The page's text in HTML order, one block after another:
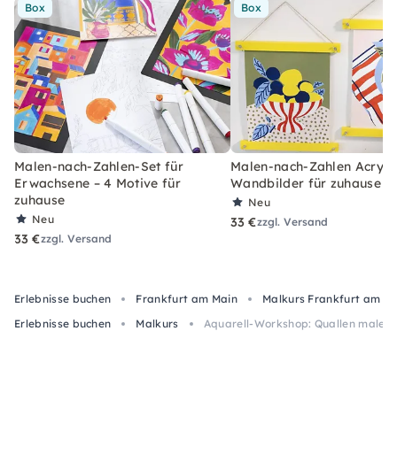
Box
Malen-nach-Zahlen-Set für
Erwachsene – 4 Motive für
zuhause
Neu
33 €zzgl. Versand
Box
Malen-nach-Zahlen Acryl-
Wandbilder für zuhause
Neu
33 €zzgl. Versand
Erlebnisse buchen Frankfurt am Main
Malkurs Frankfurt am
Erlebnisse buchen
Malkurs Aquarell-Workshop: Quallen